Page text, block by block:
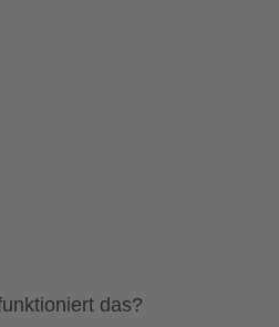
das?